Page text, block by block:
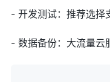
- 开发测试：推荐选择
- 数据备份：大流量云